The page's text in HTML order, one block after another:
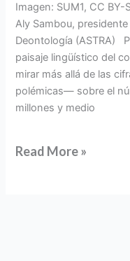
Imagen: SUM1, CC
Aly Sambou,
Deontología (ASTRA)
paisaje lingüístico del
mirar más allá de las
polémicas— sobre el
millones y medio
Read More »